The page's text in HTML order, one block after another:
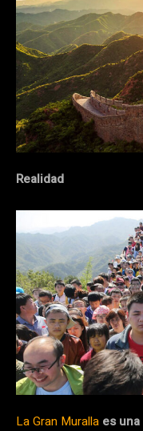
Realidad
La Gran Muralla es